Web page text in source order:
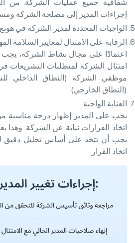
شفافية جميع عمليات الشركة. من
إجراءات المدير إلى مصلحة الشركة
الواجبات المحددة لمدير الشركة في هونغ
الرقابة على الامتثال لمعايير السلامة
اعتمادًا على مجال نشاط الشركة، يجب
امتثال الشركة لمتطلبات
موظفي الشركة (النطاق الداخلي
(النطاق الخارجي).
العناية الواجبة
يجب على المدير إظهار درجة مناسبة من
اتخاذ القرارات نيابة عن الشركة. وهذا
يجب أن تتخذ على أساس تحليل دقيق
اتخاذ القرار.